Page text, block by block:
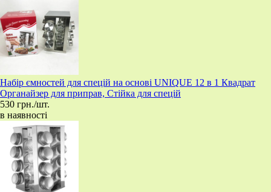
Набір ємностей для спецій на основі UNIQUE 12 в 1 Квадрат
Органайзер для приправ, Стійка для спецій
530 грн./шт.
в наявності